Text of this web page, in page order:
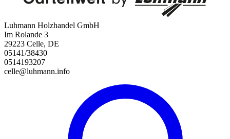
Luhmann Holzhandel GmbH
Im Rolande 3
29223 Celle, DE
05141/38430
0514193207
celle@luhmann.info